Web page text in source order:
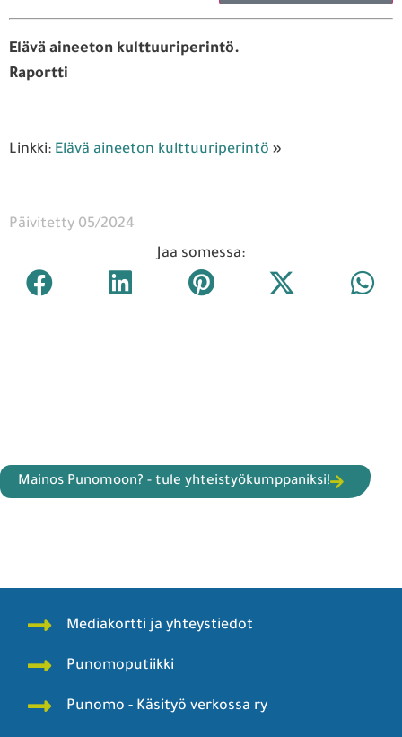
Elävä aineeton kulttuuriperintö.
Raportti
Linkki: Elävä aineeton kulttuuriperintö »
Päivitetty 05/2024
Jaa somessa:
Mainos Punomoon? - tule yhteistyökumppaniksi!
Mediakortti ja yhteystiedot
Punomoputiikki
Punomo - Käsityö verkossa ry